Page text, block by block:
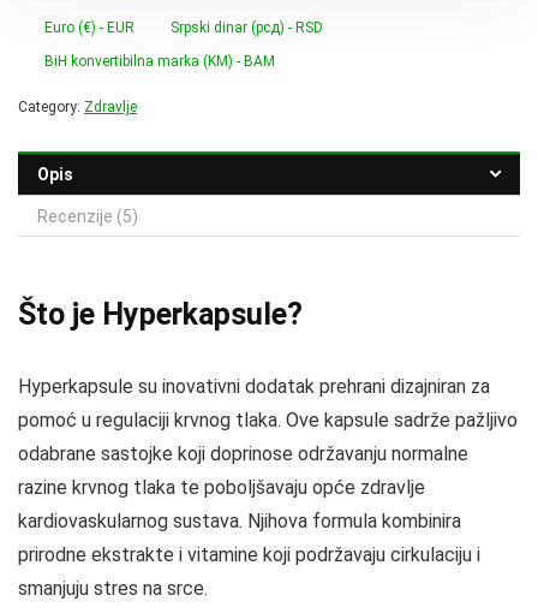
Euro (€) - EUR
Srpski dinar (рсд) - RSD
BiH konvertibilna marka (KM) - BAM
Category: Zdravlje
Opis
Recenzije (5)
Što je Hyperkapsule?
Hyperkapsule su inovativni dodatak prehrani dizajniran za
pomoć u regulaciji krvnog tlaka. Ove kapsule sadrže pažljivo
odabrane sastojke koji doprinose održavanju normalne
razine krvnog tlaka te poboljšavaju opće zdravlje
kardiovaskularnog sustava. Njihova formula kombinira
prirodne ekstrakte i vitamine koji podržavaju cirkulaciju i
smanjuju stres na srce.